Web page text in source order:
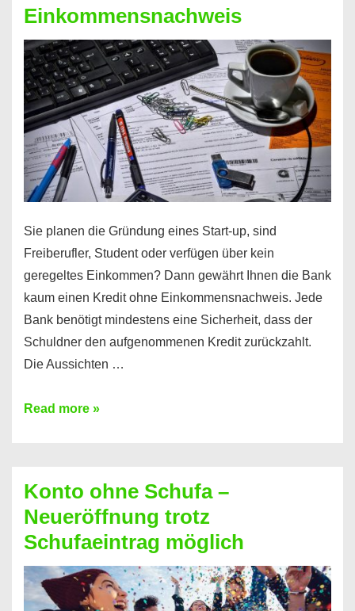
Einkommensnachweis
Sie planen die Gründung eines Start-up, sind
Freiberufler, Student oder verfügen über kein
geregeltes Einkommen? Dann gewährt Ihnen die Bank
kaum einen Kredit ohne Einkommensnachweis. Jede
Bank benötigt mindestens eine Sicherheit, dass der
Schuldner den aufgenommenen Kredit zurückzahlt.
Die Aussichten …
Mit
Sie
einen
Kredit
ohne
Einkommensnachweis
Read more »
Konto ohne Schufa –
Neueröffnung trotz
Schufaeintrag möglich